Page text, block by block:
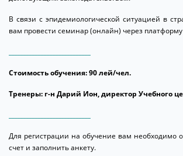
В связи с эпидемиологической ситуацией в
вам провести семинар (онлайн) через платформу
Стоимость обучения: 90 лей/чел.
Тренеры: г-н Дарий Ион, директор Учебного
Для регистрации на обучение вам необходимо
счет и заполнить анкету.